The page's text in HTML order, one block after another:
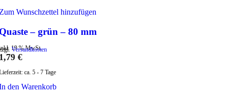
Wunschzettel hinzufügen
– grün – 80 mm
19 % MwSt.
Versandkosten
€
ca. 5 - 7 Tage
den Warenkorb